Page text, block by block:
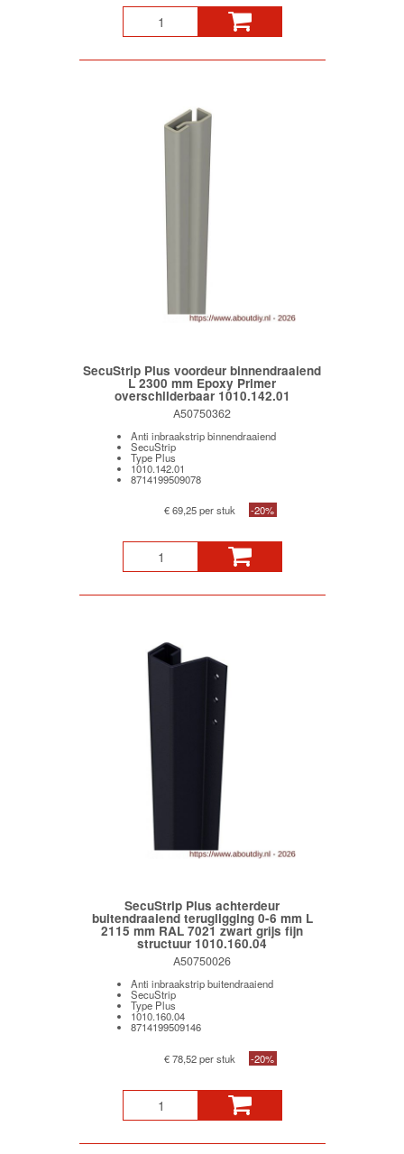
SecuStrip Plus voordeur binnendraaiend
L 2300 mm Epoxy Primer
overschilderbaar 1010.142.01
A50750362
Anti inbraakstrip binnendraaiend
SecuStrip
Type Plus
1010.142.01
8714199509078
€ 69,25 per stuk -20%
SecuStrip Plus achterdeur
buitendraaiend terugligging 0-6 mm L
2115 mm RAL 7021 zwart grijs fijn
structuur 1010.160.04
A50750026
Anti inbraakstrip buitendraaiend
SecuStrip
Type Plus
1010.160.04
8714199509146
€ 78,52 per stuk -20%